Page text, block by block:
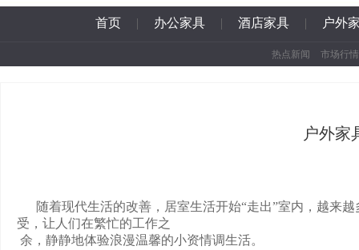
首页 | 办公家具 | 酒店家具 | 户外
热点新闻 市场行情
户外家
随着现代生活的改善，居室生活开始“走出”室内，越来
受，让人们在繁忙的工作之
余，静静地体验浪漫温馨的小资情调生活。